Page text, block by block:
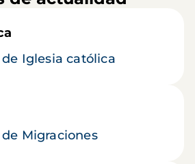
Iglesia católica
Migraciones